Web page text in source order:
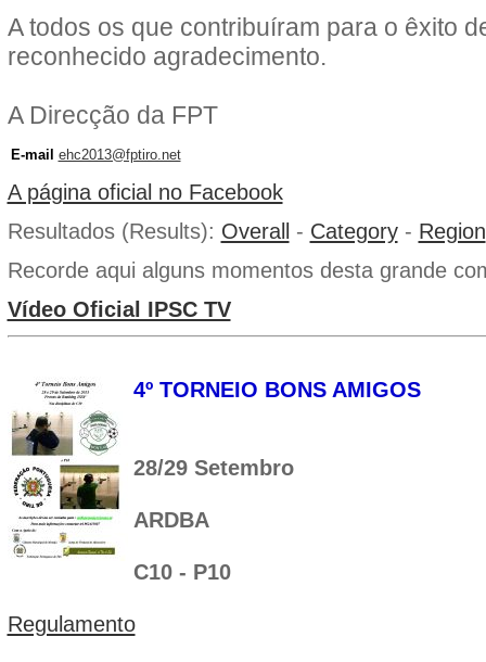
A todos os que contribuíram para o êxito
reconhecido agradecimento.
A Direcção da FPT
E-mail ehc2013@fptiro.net
A página oficial no Facebook
Resultados (Results): Overall - Category- Region
Recorde aqui alguns momentos desta grande
Vídeo Oficial IPSC TV
4º TORNEIO BONS AMIGOS
28/29 Setembro
ARDBA
C10 - P10
Regulamento